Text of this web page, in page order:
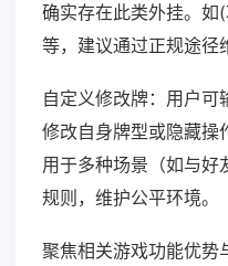
确实存在此类外挂。如
等，建议通过正规途径
自定义修改牌：用户可
修改自身牌型或隐藏操
用于多种场景（如与好
规则，维护公平环境。
聚焦相关游戏功能优势